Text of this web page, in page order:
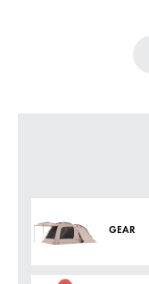
GEAR